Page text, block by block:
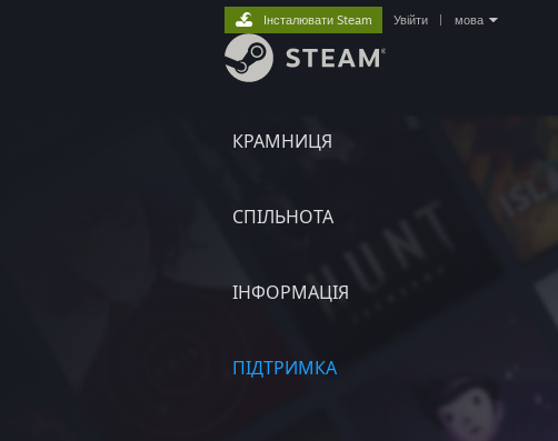
КРАМНИЦЯ
СПІЛЬНОТА
ІНФОРМАЦІЯ
ПІДТРИМКА
Інсталювати Steam Увійти мова